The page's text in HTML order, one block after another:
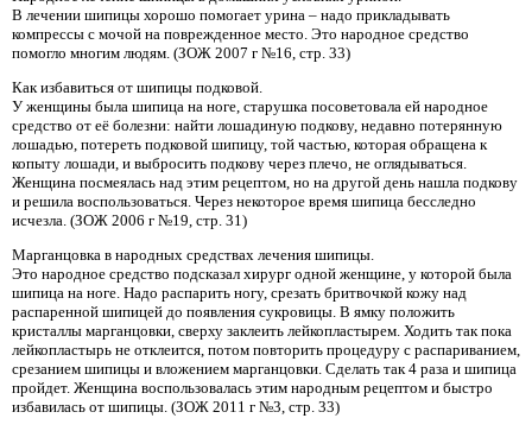
В лечении шипицы хорошо помогает урина – надо прикладывать
компрессы с мочой на поврежденное место. Это народное средство
помогло многим людям. (ЗОЖ 2007 г №16, стр. 33)
Как избавиться от шипицы подковой.
У женщины была шипица на ноге, старушка посоветовала ей народное
средство от её болезни: найти лошадиную подкову, недавно потерянную
лошадью, потереть подковой шипицу, той частью, которая обращена к
копыту лошади, и выбросить подкову через плечо, не оглядываться.
Женщина посмеялась над этим рецептом, но на другой день нашла подкову
и решила воспользоваться. Через некоторое время шипица бесследно
исчезла. (ЗОЖ 2006 г №19, стр. 31)
Марганцовка в народных средствах лечения шипицы.
Это народное средство подсказал хирург одной женщине, у которой была
шипица на ноге. Надо распарить ногу, срезать бритвочкой кожу над
распаренной шипицей до появления сукровицы. В ямку положить
кристаллы марганцовки, сверху заклеить лейкопластырем. Ходить так пока
лейкопластырь не отклеится, потом повторить процедуру с распариванием,
срезанием шипицы и вложением марганцовки. Сделать так 4 раза и шипица
пройдет. Женщина воспользовалась этим народным рецептом и быстро
избавилась от шипицы. (ЗОЖ 2011 г №3, стр. 33)